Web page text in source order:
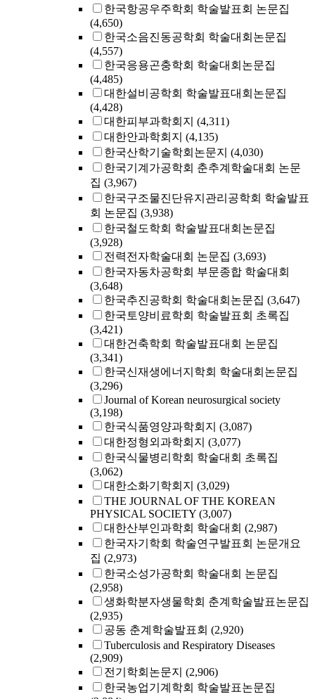
한국항공우주학회 학술발표회 논문집
(4,650)
한국소음진동공학회 학술대회논문집
(4,557)
한국응용곤충학회 학술대회논문집
(4,485)
대한설비공학회 학술발표대회논문집
(4,428)
대한피부과학회지 (4,311)
대한안과학회지 (4,135)
한국산학기술학회논문지 (4,030)
한국기계가공학회 춘추계학술대회 논문
집 (3,967)
한국구조물진단유지관리공학회 학술발표
회 논문집 (3,938)
한국철도학회 학술발표대회논문집
(3,928)
전력전자학술대회 논문집 (3,693)
한국자동차공학회 부문종합 학술대회
(3,648)
한국추진공학회 학술대회논문집 (3,647)
한국토양비료학회 학술발표회 초록집
(3,421)
대한건축학회 학술발표대회 논문집
(3,341)
한국신재생에너지학회 학술대회논문집
(3,296)
Journal of Korean neurosurgical society
(3,198)
한국식품영양과학회지 (3,087)
대한정형외과학회지 (3,077)
한국식물병리학회 학술대회 초록집
(3,062)
대한소화기학회지 (3,029)
THE JOURNAL OF THE KOREAN
PHYSICAL SOCIETY (3,007)
대한산부인과학회 학술대회 (2,987)
한국자기학회 학술연구발표회 논문개요
집 (2,973)
한국소성가공학회 학술대회 논문집
(2,958)
생화학분자생물학회 춘계학술발표논문집
(2,935)
공동 춘계학술발표회 (2,920)
Tuberculosis and Respiratory Diseases
(2,909)
전기학회논문지 (2,906)
한국농업기계학회 학술발표논문집